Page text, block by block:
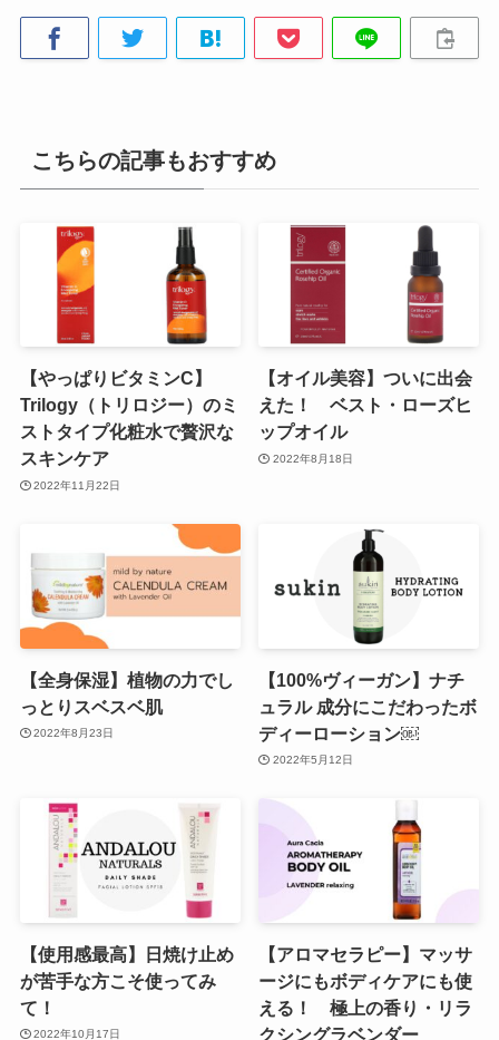
こちらの記事もおすすめ
【やっぱりビタミンC】
Trilogy（トリロジー）のミ
ストタイプ化粧水で贅沢な
スキンケア
2022年11月22日
【オイル美容】ついに出会
えた！ ベスト・ローズヒ
ップオイル
2022年8月18日
【全身保湿】植物の力でし
っとりスベスベ肌
2022年8月23日
【100%ヴィーガン】ナチ
ュラル 成分にこだわったボ
ディーローション￼
2022年5月12日
【使用感最高】日焼け止め
が苦手な方こそ使ってみ
て！
2022年10月17日
【アロマセラピー】マッサ
ージにもボディケアにも使
える！ 極上の香り・リラ
クシングラベンダー